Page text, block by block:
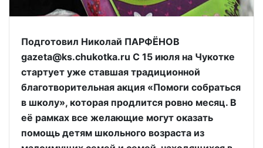
Подготовил Николай ПАРФЁНОВ
gazeta@ks.chukotka.ru С 15 июля на Чукотке
стартует уже ставшая традиционной
благотворительная акция «Помоги собраться
в школу», которая продлится ровно месяц. В
её рамках все желающие могут оказать
помощь детям школьного возраста из